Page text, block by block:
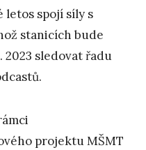
spojí síly s
stanicích bude
2023 sledovat řadu
projektu MŠMT